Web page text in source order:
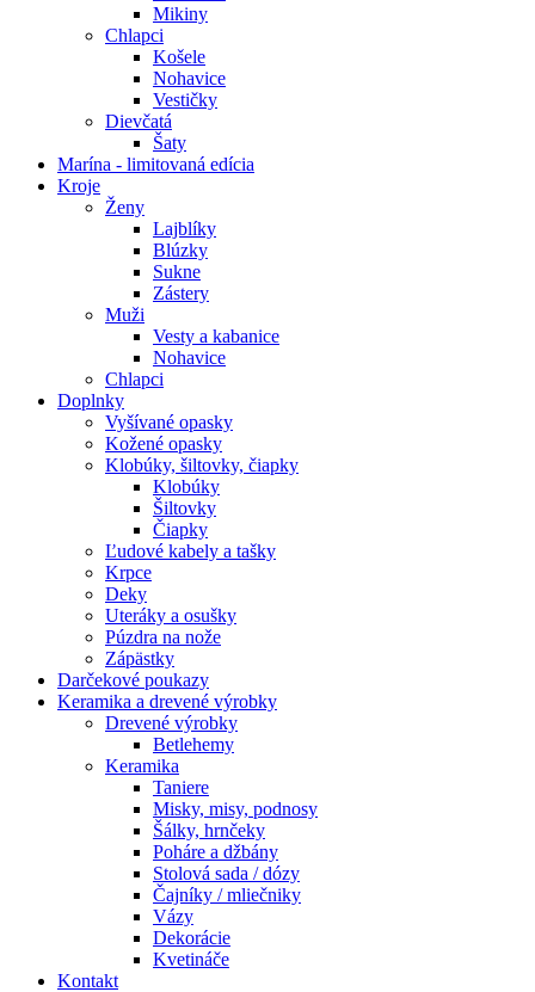
Mikiny
Chlapci
Košele
Nohavice
Vestičky
Dievčatá
Šaty
Marína - limitovaná edícia
Kroje
Ženy
Lajblíky
Blúzky
Sukne
Zástery
Muži
Vesty a kabanice
Nohavice
Chlapci
Doplnky
Vyšívané opasky
Kožené opasky
Klobúky, šiltovky, čiapky
Klobúky
Šiltovky
Čiapky
Ľudové kabely a tašky
Krpce
Deky
Uteráky a osušky
Púzdra na nože
Zápästky
Darčekové poukazy
Keramika a drevené výrobky
Drevené výrobky
Betlehemy
Keramika
Taniere
Misky, misy, podnosy
Šálky, hrnčeky
Poháre a džbány
Stolová sada / dózy
Čajníky / mliečniky
Vázy
Dekorácie
Kvetináče
Kontakt